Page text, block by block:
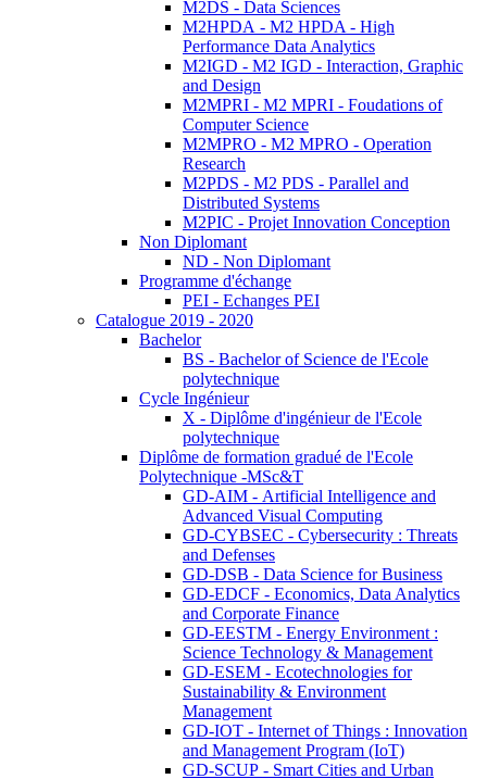
M2DS - Data Sciences
M2HPDA - M2 HPDA - High
Performance Data Analytics
M2IGD - M2 IGD - Interaction, Graphic
and Design
M2MPRI - M2 MPRI - Foudations of
Computer Science
M2MPRO - M2 MPRO - Operation
Research
M2PDS - M2 PDS - Parallel and
Distributed Systems
M2PIC - Projet Innovation Conception
Non Diplomant
ND - Non Diplomant
Programme d'échange
PEI - Echanges PEI
Catalogue 2019 - 2020
Bachelor
BS - Bachelor of Science de l'Ecole
polytechnique
Cycle Ingénieur
X - Diplôme d'ingénieur de l'Ecole
polytechnique
Diplôme de formation gradué de l'Ecole
Polytechnique -MSc&T
GD-AIM - Artificial Intelligence and
Advanced Visual Computing
GD-CYBSEC - Cybersecurity : Threats
and Defenses
GD-DSB - Data Science for Business
GD-EDCF - Economics, Data Analytics
and Corporate Finance
GD-EESTM - Energy Environment :
Science Technology & Management
GD-ESEM - Ecotechnologies for
Sustainability & Environment
Management
GD-IOT - Internet of Things : Innovation
and Management Program (IoT)
GD-SCUP - Smart Cities and Urban